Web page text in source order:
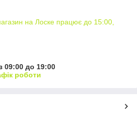
на Лоске працює до 15:00,
09:00 до 19:00
роботи